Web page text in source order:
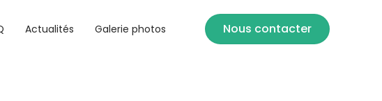
Actualités Galerie photos Nous contacter